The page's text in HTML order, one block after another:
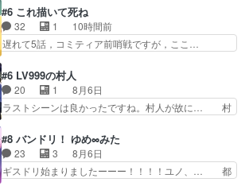
の小河内ダムに来た黒絵た… ライリーが好きだっ
たクズ男ハルゴンが懲ら… メイクでちょっと勇気
出てる黒絵ちゃん可愛…
は交通悪霊の除霊ツアー。Aパはいつも… 前半の
霊カモみたいになってるよねwジェッ… 今回はい
つもと違って霊が大人しいなと思っ… 最後にカム
イさんを怪異と見間違え叫んでお… 交通系悪霊除
付けない2つのエピソードに… カムイとドライブ
に出かけたシヅカは、ズブ… 15分アニメで計14
体の最多成仏回ジェッ…
#6 これ描いて死ね
32 1
10時間前
遅れて5話，コミティア前哨戦ですが，ここ…
京で開かれる即売会に行って自分たちの本… 一冊
売る事の苦労と喜びを知る手島先生がず… 10年
でえらい老けはったねー編集さん。同… 自分の妄
想を買ってくれる人がいるというも… 初めて自分
れた喜びように貰い泣き。隣の… コミティア開幕
前でひちしきり受ける^^先… 「SEDESUのコミ
Po!日記」#496…
#6 LV999の村人
20 1
8月6日
ラストシーンは良かったですね。村人が故に… 村
スと10年後に結婚の約束をした鏡ずっ… カジノ
スタッフ募集するも集まらない更に追… 王命でク
ルルの監視をすることになったデビ… 最強の村
人・鏡との出会いで少しは変わった… やはり何か
#8 バンドリ！ ゆめ∞みた
23 3
8月6日
ギスドリ始まりましたーーー！！！！ユノ、… 都